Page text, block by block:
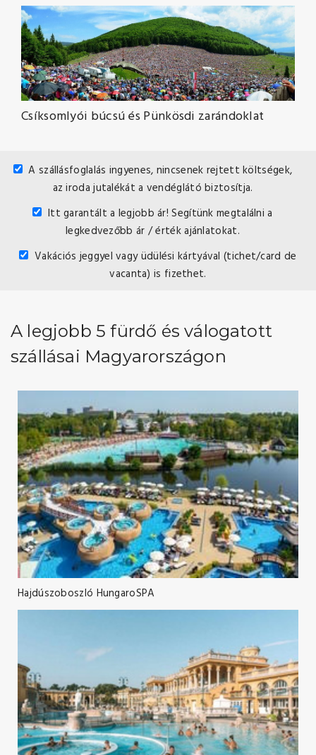
Csíksomlyói búcsú és Pünkösdi zarándoklat
A szállásfoglalás ingyenes, nincsenek rejtett költségek,
az iroda jutalékát a vendéglátó biztosítja.
Itt garantált a legjobb ár! Segítünk megtalálni a
legkedvezőbb ár / érték ajánlatokat.
Vakációs jeggyel vagy üdülési kártyával (tichet/card de
vacanta) is fizethet.
A legjobb 5 fürdő és válogatott
szállásai Magyarországon
Hajdúszoboszló HungaroSPA